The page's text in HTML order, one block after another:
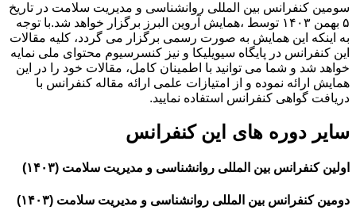
سومین کنفرانس بین المللی روانشناسی و مدیریت سلامت در تاریخ
۵ بهمن ۱۴۰۳ توسط ،همایش آروین البرز برگزار خواهد شد.با توجه
به اینکه این همایش به صورت رسمی برگزار می گردد، کلیه مقالات
این کنفرانس در پایگاه سیویلیکا و نیز کنسرسیوم محتوای ملی نمایه
خواهد شد و شما می توانید با اطمینان کامل، مقالات خود را در این
همایش ارائه نموده و از امتیازات علمی ارائه مقاله کنفرانس با
دریافت گواهی کنفرانس استفاده نمایید.
سایر دوره های این کنفرانس
اولین کنفرانس بین المللی روانشناسی و مدیریت سلامت (۱۴۰۳)
دومین کنفرانس بین المللی روانشناسی و مدیریت سلامت (۱۴۰۳)